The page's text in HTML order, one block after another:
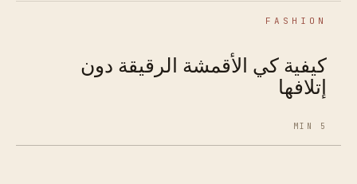
FASHION
كيفية كي الأقمشة الرقيقة دون
إتلافها
5 MIN